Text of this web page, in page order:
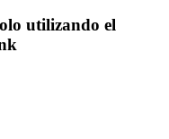
utilizando el